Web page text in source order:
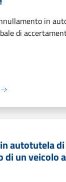
in
di
autotutela
di un veicolo